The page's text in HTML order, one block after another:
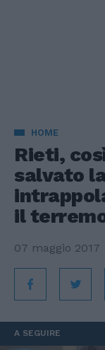
HOME
Rieti,
salvato
il
07 maggio 2017
A SEGUIRE